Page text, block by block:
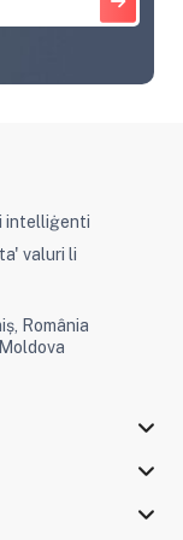
intelliġenti
valuri li
România